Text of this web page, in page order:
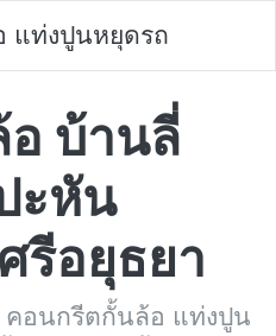
แท่งปูนหยุดรถ
อ บ้านลี่
ะหัน
รีอยุธยา
คอนกรีตกั้นล้อ แท่งปูน